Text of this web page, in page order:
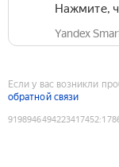
Нажмите,
Yandex
Если у вас возникли
обратной связи
9198946494223417452: